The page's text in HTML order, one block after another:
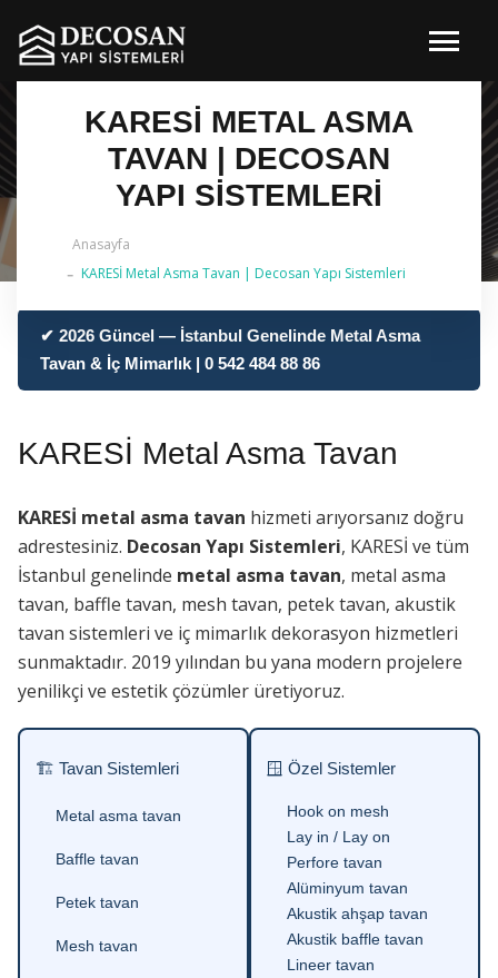
KARESİ METAL ASMA
TAVAN | DECOSAN
YAPI SISTEMLERI
Anasayfa
KARESİ Metal Asma Tavan | Decosan Yapı Sistemleri
✔ 2026 Güncel — İstanbul Genelinde Metal Asma
Tavan & İç Mimarlık | 0 542 484 88 86
KARESİ Metal Asma Tavan
KARESİ metal asma tavan hizmeti arıyorsanız doğru
adrestesiniz. Decosan Yapı Sistemleri, KARESİ ve tüm
İstanbul genelinde metal asma tavan, metal asma
tavan, baffle tavan, mesh tavan, petek tavan, akustik
tavan sistemleri ve iç mimarlık dekorasyon hizmetleri
sunmaktadır. 2019 yılından bu yana modern projelere
yenilikçi ve estetik çözümler üretiyoruz.
🏗 Tavan Sistemleri
Metal asma tavan
Baffle tavan
Petek tavan
Mesh tavan
🪟 Özel Sistemler
Hook on mesh
Lay in / Lay on
Perfore tavan
Alüminyum tavan
Akustik ahşap tavan
Akustik baffle tavan
Lineer tavan